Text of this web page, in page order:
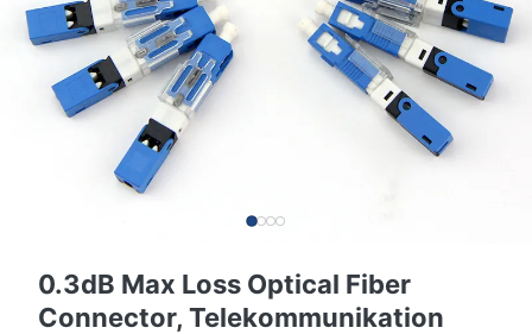
0.3dB Max Loss Optical Fiber
Connector, Telekommunikation